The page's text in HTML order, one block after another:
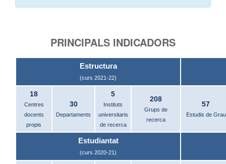
PRINCIPALS INDICADORS
Estructura
(curs 2021-22)
18
Centres
docents
propis
30
Departaments
5
Instituts
universitaris
de recerca
208
Grups de
recerca
57
Estudis de Grau
Estudiantat
(curs 2020-21)